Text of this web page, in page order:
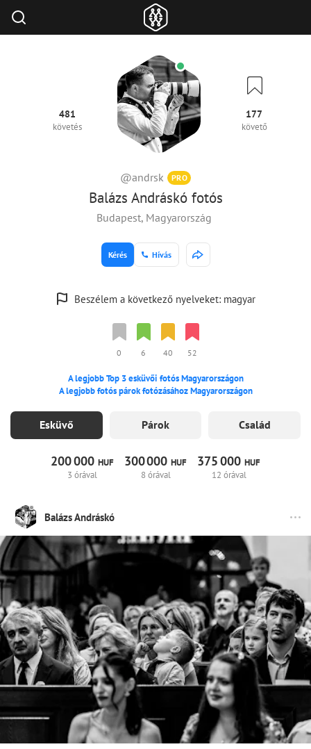
Balázs Andráskó fotós
@andrsk PRO
481
követés
177
követő
Budapest, Magyarország
Kérés Hívás
Beszélem a következő nyelveket: magyar
0 6 40 52
A legjobb Top 3 esküvői fotós Magyarországon
A legjobb fotós párok fotózásához Magyarországon
Esküvő Párok Család
200000 HUF
3 órával
300000HUF
8 órával
375000HUF
12 órával
Balázs Andráskó